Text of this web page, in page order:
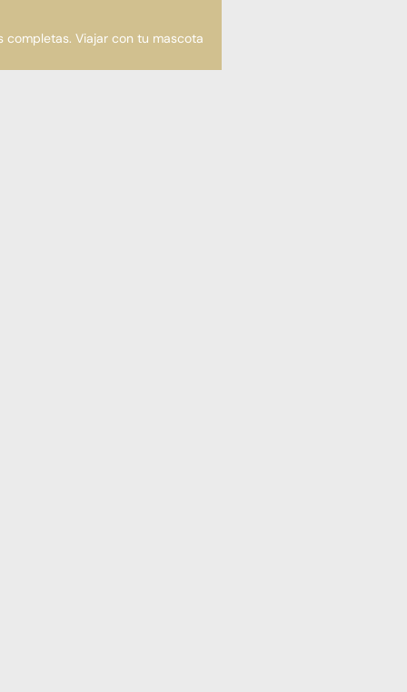
completas. Viajar con tu mascota